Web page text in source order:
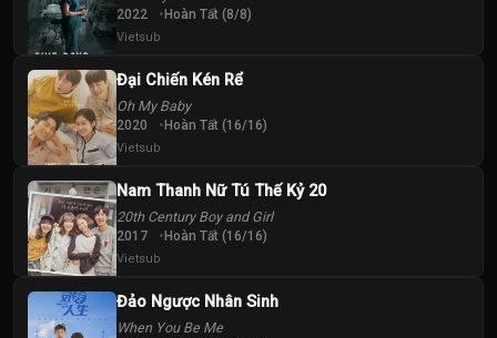
2022 Hoàn Tất (8/8)
Vietsub
Đại Chiến Kén Rể
Oh My Baby
2020 Hoàn Tất (16/16)
Vietsub
Nam Thanh Nữ Tú Thế Kỷ 20
20th Century Boy and Girl
2017 Hoàn Tất (16/16)
Vietsub
Đảo Ngược Nhân Sinh
When You Be Me